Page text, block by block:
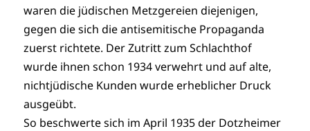
waren die jüdischen Metzgereien diejenigen,
gegen die sich die antisemitische Propaganda
zuerst richtete. Der Zutritt zum Schlachthof
wurde ihnen schon 1934 verwehrt und auf alte,
nichtjüdische Kunden wurde erheblicher Druck
ausgeübt.
So beschwerte sich im April 1935 der Dotzheimer